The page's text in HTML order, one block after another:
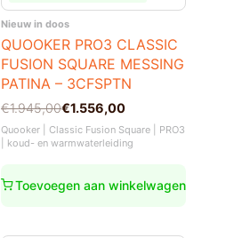
Nieuw in doos
QUOOKER PRO3 CLASSIC
FUSION SQUARE MESSING
PATINA – 3CFSPTN
€1.945,00
Oorspronkelijke
prijs
was:
€1.556,00
Huidige
prijs
is:
Quooker | Classic Fusion Square | PRO3
| koud- en warmwaterleiding
Toevoegen aan winkelwagen